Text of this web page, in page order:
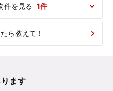
件を見る 1件
ら教えて！
ます